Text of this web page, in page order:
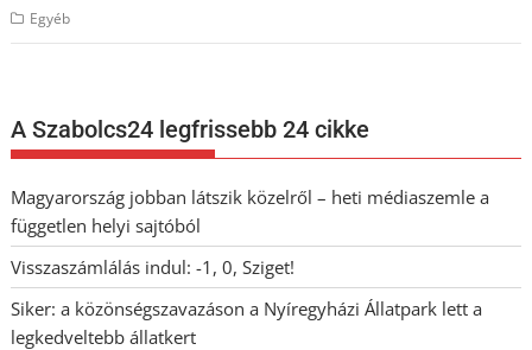
Egyéb
A Szabolcs24 legfrissebb 24 cikke
Magyarország jobban látszik közelről – heti médiaszemle a
független helyi sajtóból
Visszaszámlálás indul: -1, 0, Sziget!
Siker: a közönségszavazáson a Nyíregyházi Állatpark lett a
legkedveltebb állatkert